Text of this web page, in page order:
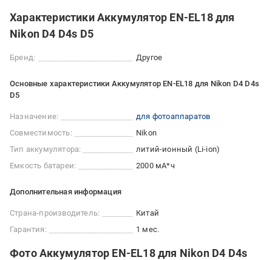
Характеристики Аккумулятор EN-EL18 для
Nikon D4 D4s D5
Бренд: Другое
Основные характеристики Аккумулятор EN-EL18 для Nikon D4 D4s
D5
Назначение:
для фотоаппаратов
Совместимость:
Nikon
Тип аккумулятора:
литий-ионный (Li-ion)
Емкость батареи:
2000 мА*ч
Дополнительная информация
Страна-производитель:
Китай
Гарантия:
1 мес.
Фото Аккумулятор EN-EL18 для Nikon D4 D4s